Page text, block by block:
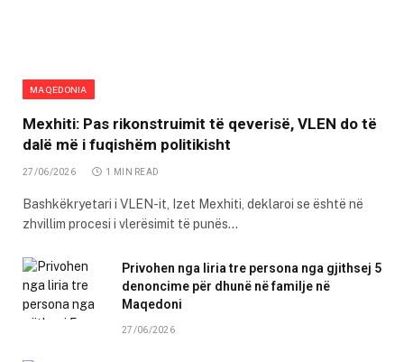
MAQEDONIA
Mexhiti: Pas rikonstruimit të qeverisë, VLEN do të
dalë më i fuqishëm politikisht
27/06/2026 1 MIN READ
Bashkëkryetari i VLEN-it, Izet Mexhiti, deklaroi se është në
zhvillim procesi i vlerësimit të punës…
Privohen nga liria tre persona nga gjithsej 5
denoncime për dhunë në familje në
Maqedoni
27/06/2026